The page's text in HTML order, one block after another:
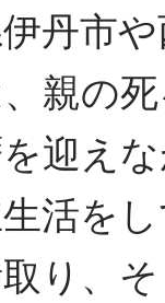
丹市
親の
迎え
活を
り、